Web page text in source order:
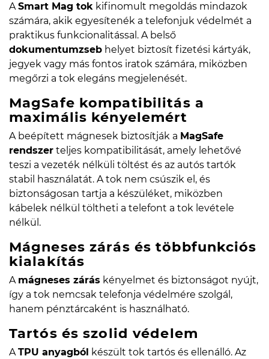
ASmart Mag tok kifinomult megoldás mindazok
számára, akik egyesítenék a telefonjuk védelmét a
praktikus funkcionalitással. A belső
dokumentumzseb helyet biztosít fizetési kártyák,
jegyek vagy más fontos iratok számára, miközben
megőrzi a tok elegáns megjelenését.
MagSafe kompatibilitás a
maximális kényelemért
A beépített mágnesek biztosítják a MagSafe
rendszer teljes kompatibilitását, amely lehetővé
teszi a vezeték nélküli töltést és az autós tartók
stabil használatát. A tok nem csúszik el, és
biztonságosan tartja a készüléket, miközben
kábelek nélkül töltheti a telefont a tok levétele
nélkül.
Mágneses zárás és többfunkciós
kialakítás
A mágneses zárás kényelmet és biztonságot nyújt,
így a tok nemcsak telefonja védelmére szolgál,
hanem pénztárcaként is használható.
Tartós és szolid védelem
ATPU anyagból készült tok tartós és ellenálló. Az